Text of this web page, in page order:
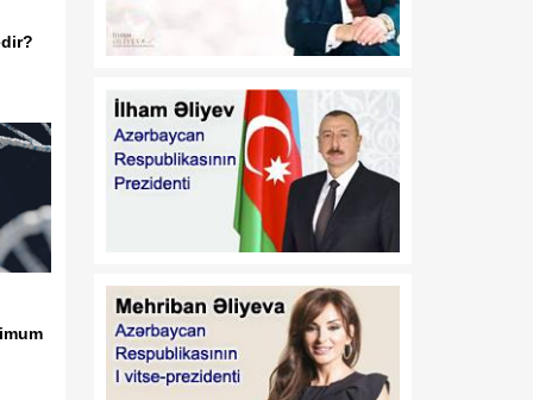
Fərmanında dəyişikliklər
edilməsi barədə"
Prezidentinin 2014-cü il 20
fevral tarixli 111 nömrəli
Fərmanında dəyişiklik
edilməsi haqqında"
Azərbaycan Respublikası
Prezidentinin 2019-cu il 30
dekabr tarixli 911 nömrəli
edilməsi barədə" 2020-ci il
12 may tarixli 1017
nömrəli fərmanlarında
dəyişiklik edilməsi
haqqında